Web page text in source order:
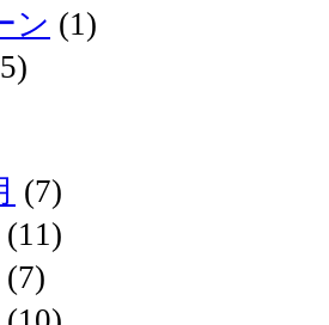
ン (1)
(7)
(11)
(7)